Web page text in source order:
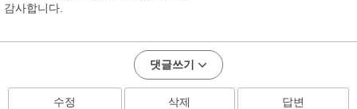
감사합니다.
댓글쓰기
수정 삭제 답변